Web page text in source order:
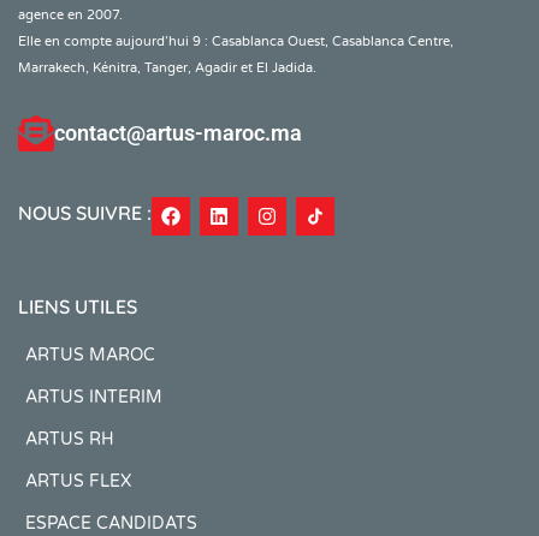
agence en 2007.
Elle en compte aujourd’hui 9 : Casablanca Ouest, Casablanca Centre,
Marrakech, Kénitra, Tanger, Agadir et El Jadida.
contact@artus-maroc.ma
NOUS SUIVRE :
LIENS UTILES
ARTUS MAROC
ARTUS INTERIM
ARTUS RH
ARTUS FLEX
ESPACE CANDIDATS